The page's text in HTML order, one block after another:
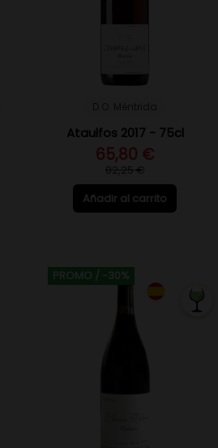
Ataulfos 2017 - 75cl
65,80 €
82,25 €
Añadir al carrito
PROMO / -30%